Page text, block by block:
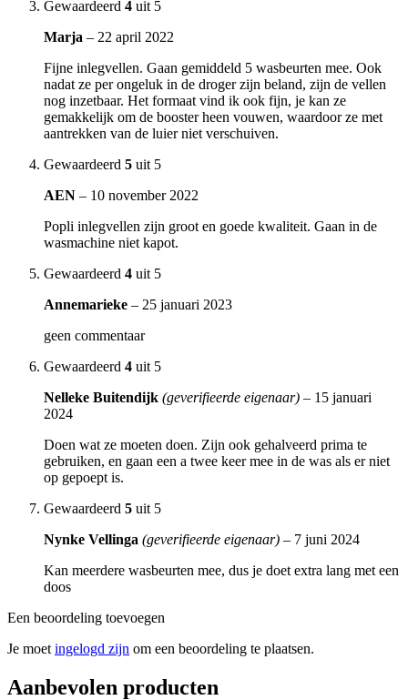
Gewaardeerd 4 uit 5
Marja – 22 april 2022
Fijne inlegvellen. Gaan gemiddeld 5 wasbeurten mee. Ook
nadat ze per ongeluk in de droger zijn beland, zijn de vellen
nog inzetbaar. Het formaat vind ik ook fijn, je kan ze
gemakkelijk om de booster heen vouwen, waardoor ze met
aantrekken van de luier niet verschuiven.
Gewaardeerd 5 uit 5
AEN – 10 november 2022
Popli inlegvellen zijn groot en goede kwaliteit. Gaan in de
wasmachine niet kapot.
Gewaardeerd 4 uit 5
Annemarieke – 25 januari 2023
geen commentaar
Gewaardeerd 4 uit 5
Nelleke Buitendijk (geverifieerde eigenaar) – 15 januari
2024
Doen wat ze moeten doen. Zijn ook gehalveerd prima te
gebruiken, en gaan een a twee keer mee in de was als er niet
op gepoept is.
Gewaardeerd 5 uit 5
Nynke Vellinga (geverifieerde eigenaar) – 7 juni 2024
Kan meerdere wasbeurten mee, dus je doet extra lang met een
doos
Een beoordeling toevoegen
Je moet ingelogd zijn om een beoordeling te plaatsen.
Aanbevolen producten